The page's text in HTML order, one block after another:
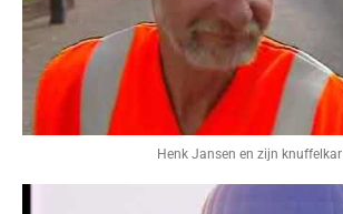
Henk Jansen en zijn knuffelkar